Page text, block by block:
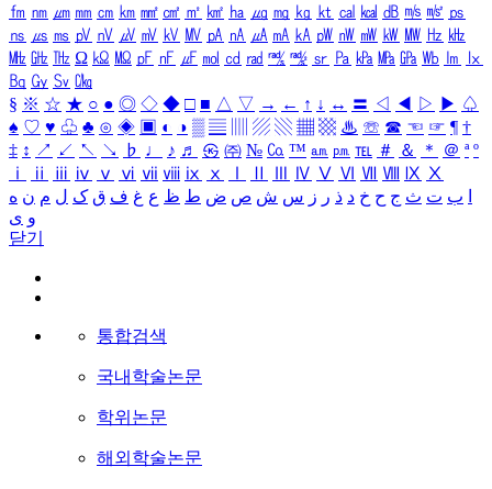
㎙ ㎚ ㎛ ㎜ ㎝ ㎞ ㎟ ㎠ ㎡ ㎢ ㏊ ㎍ ㎎ ㎏ ㏏ ㎈ ㎉ ㏈ ㎧ ㎨ ㎰
㎱ ㎲ ㎳ ㎴ ㎵ ㎶ ㎷ ㎸ ㎹ ㎀ ㎁ ㎂ ㎃ ㎄ ㎺ ㎻ ㎽ ㎾ ㎿ ㎐ ㎑
㎒ ㎓ ㎔ Ω ㏀ ㏁ ㎊ ㎋ ㎌ ㏖ ㏅ ㎭ ㎮ ㎯ ㏛ ㎩ ㎪ ㎫ ㎬ ㏝ ㏐
㏓
㏃ ㏉ ㏜ ㏆
§ ※ ☆ ★ ○ ● ◎ ◇ ◆ □ ■ △ ▽ → ← ↑ ↓ ↔ 〓 ◁ ◀ ▷ ▶ ♤
♠ ♡ ♥ ♧ ♣ ⊙ ◈ ▣ ◐ ◑ ▒ ▤ ▨ ▧ ▦ ▩ ♨ ☏ ☎ ☜ ☞ ¶ †
‡ ↕ ↗ ↙ ↖ ↘ ♭ ♩ ♪ ♬ ㉿ ㈜ № ㏇ ™ ㏂ ㏘ ℡ ＃ ＆ ＊ ＠ ª º
ⅰ
ⅱ ⅲ ⅳ ⅴ ⅵ ⅶ ⅷ ⅸ ⅹ Ⅳ Ⅴ Ⅵ Ⅶ Ⅷ Ⅸ Ⅹ
ب ت ث ج ح خ د ذ ر ز س ش ص ض ط ظ ع غ ف ق ک ل م ن ه
و ی
닫기
통합검색
국내학술논문
학위논문
해외학술논문